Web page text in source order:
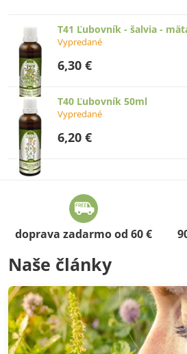
T41 Ľubovník - šalvia -
Vypredané
6,30 €
T40 Ľubovník 50ml
Vypredané
6,20 €
doprava zadarmo od 60 €
Naše články